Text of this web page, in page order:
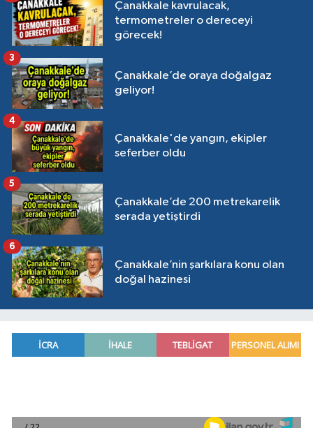
Çanakkale kavrulacak,
termometreler o dereceyi
görecek!
Çanakkale’de oraya doğalgaz
geliyor!
3
Çanakkale'de yangın, ekipler
seferber oldu
4
Çanakkale’de 200 metrekarelik
serada yetiştirdi
5
Çanakkale’nin şarkılara konu olan
doğal hazinesi
6